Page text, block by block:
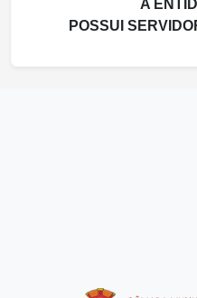
A
POSSUI